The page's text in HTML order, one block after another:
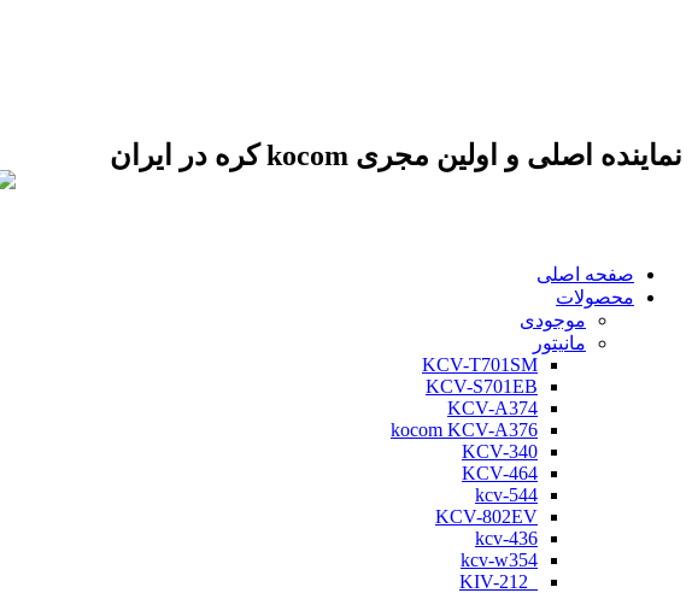
نماینده اصلی و اولین مجری kocom کره در ایران
صفحه اصلی
محصولات
موجودی
مانیتور
KCV-T701SM
KCV-S701EB
KCV-A374
kocom KCV-A376
KCV-340
KCV-464
kcv-544
KCV-802EV
kcv-436
kcv-w354